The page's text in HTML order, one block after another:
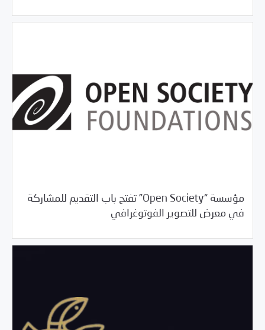
مؤسسة “Open Society” تفتح باب التقديم للمشاركة
في معرض للتصوير الفوتوغرافي
03/26/2018 خبر بارز/فرص التدريب و المشاركة